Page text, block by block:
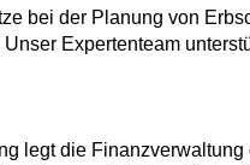
bei der Planung von
Expertenteam
legt die Finanzverwaltung